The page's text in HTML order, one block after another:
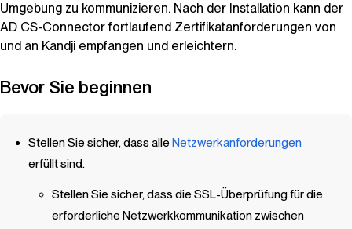
Umgebung zu kommunizieren. Nach der Installation kann der
AD CS-Connector fortlaufend Zertifikatanforderungen von
und an Kandji empfangen und erleichtern.
Bevor Sie beginnen
Stellen Sie sicher, dass alle Netzwerkanforderungen
erfüllt sind.
Stellen Sie sicher, dass die SSL-Überprüfung für die
erforderliche Netzwerkkommunikation zwischen